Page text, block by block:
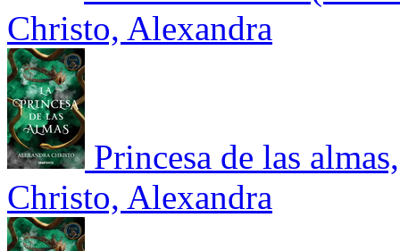
Christo, Alexandra
Princesa de las
Christo, Alexandra